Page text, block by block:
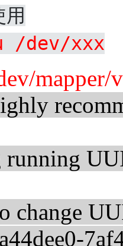
用
/dev/xxx
mapper/
change